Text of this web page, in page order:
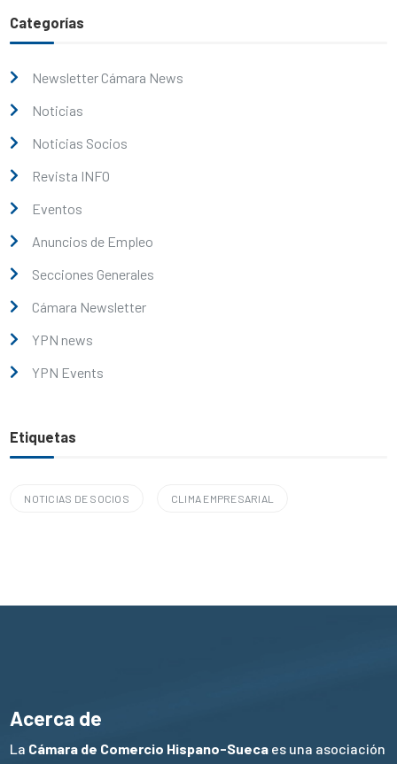
Categorías
Newsletter Cámara News
Noticias
Noticias Socios
Revista INFO
Eventos
Anuncios de Empleo
Secciones Generales
Cámara Newsletter
YPN news
YPN Events
Etiquetas
NOTICIAS DE SOCIOS CLIMA EMPRESARIAL
Acerca de
La Cámara de Comercio Hispano-Sueca es una asociación